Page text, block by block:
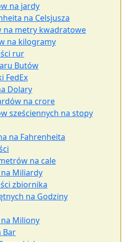
na jardy
na Celsjusza
na metry kwadratowe
na kilogramy
rur
Butów
FedEx
Dolary
na crore
sześciennych na stopy
na Fahrenheita
na cale
Miliardy
zbiornika
na Godziny
Miliony
Bar